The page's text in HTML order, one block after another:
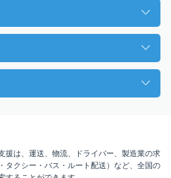
援は、運送、物流、ドライバー、製造業の求
タクシー・バス・ルート配送）など、全国の